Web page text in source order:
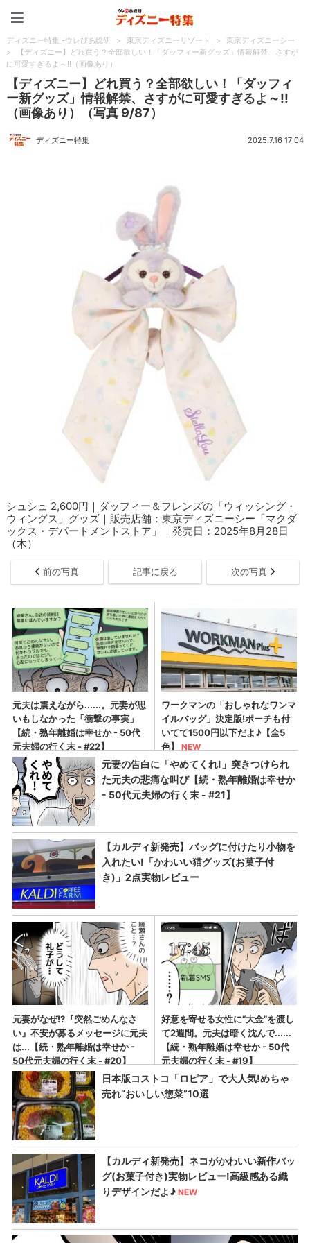
ディズニー特集 -ウレぴあ総研 > 東京ディズニーリゾート >
東京ディズニーシー
>
【ディズニー】どれ買う？全部欲しい！「ダッフィー新グッズ」情報解禁、さすが
に可愛すぎるよ～!!（画像あり）
【ディズニー】どれ買う？全部欲しい！「ダッフィ
ー新グッズ」情報解禁、さすがに可愛すぎるよ～!!
（画像あり）（写真 9/87）
ディズニー特集 2025.7.16 17:04
シュシュ 2,600円｜ダッフィー＆フレンズの「ウィッシング・
ウィングス」グッズ｜販売店舗：東京ディズニーシー「マクダ
ックス・デパートメントストア」｜発売日：2025年8月28日
（木）
前の写真 記事に戻る 次の写真